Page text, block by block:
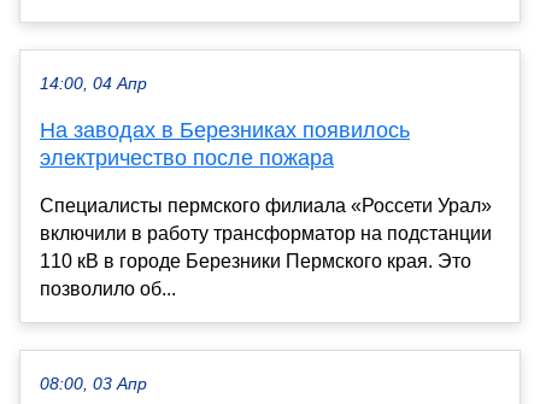
14:00, 04 Апр
На заводах в Березниках появилось
электричество после пожара
Специалисты пермского филиала «Россети Урал»
включили в работу трансформатор на подстанции
110 кВ в городе Березники Пермского края. Это
позволило об...
08:00, 03 Апр